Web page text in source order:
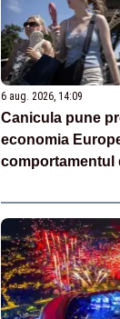
6 aug. 2026, 14:09
Canicula pune
economia
comportamentul